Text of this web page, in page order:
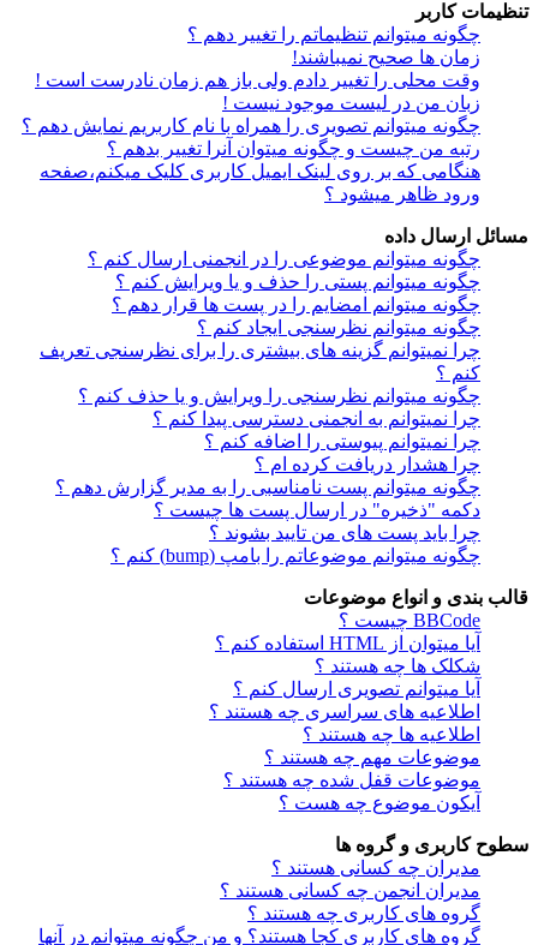
تنظیمات کاربر
چگونه میتوانم تنظیماتم را تغییر دهم ؟
زمان ها صحیح نمیباشند!
وقت محلی را تغییر دادم ولی باز هم زمان نادرست است !
زبان من در لیست موجود نیست !
چگونه میتوانم تصویری را همراه با نام کاربریم نمایش دهم ؟
رتبه من چیست و چگونه میتوان آنرا تغییر بدهم ؟
هنگامی که بر روی لینک ایمیل کاربری کلیک میکنم،صفحه
ورود ظاهر میشود ؟
مسائل ارسال داده
چگونه میتوانم موضوعی را در انجمنی ارسال کنم ؟
چگونه میتوانم پستی را حذف و یا ویرایش کنم ؟
چگونه میتوانم امضایم را در پست ها قرار دهم ؟
چگونه میتوانم نظرسنجی ایجاد کنم ؟
چرا نمیتوانم گزینه های بیشتری را برای نظرسنجی تعریف
کنم ؟
چگونه میتوانم نظرسنجی را ویرایش و یا حذف کنم ؟
چرا نمیتوانم به انجمنی دسترسی پیدا کنم ؟
چرا نمیتوانم پیوستی را اضافه کنم ؟
چرا هشدار دریافت کرده ام ؟
چگونه میتوانم پست نامناسبی را به مدیر گزارش دهم ؟
دکمه "ذخیره" در ارسال پست ها چیست ؟
چرا باید پست های من تایید بشوند ؟
چگونه میتوانم موضوعاتم را بامپ (bump) کنم ؟
قالب بندی و انواع موضوعات
BBCode چیست ؟
آیا میتوان از HTML استفاده کنم ؟
شکلک ها چه هستند ؟
آیا میتوانم تصویری ارسال کنم ؟
اطلاعیه های سراسری چه هستند ؟
اطلاعیه ها چه هستند ؟
موضوعات مهم چه هستند ؟
موضوعات قفل شده چه هستند ؟
آیکون موضوع چه هست ؟
سطوح کاربری و گروه ها
مدیران چه کسانی هستند ؟
مدیران انجمن چه کسانی هستند ؟
گروه های کاربری چه هستند ؟
گروه های کاربری کجا هستند؟ و من چگونه میتوانم در آنها